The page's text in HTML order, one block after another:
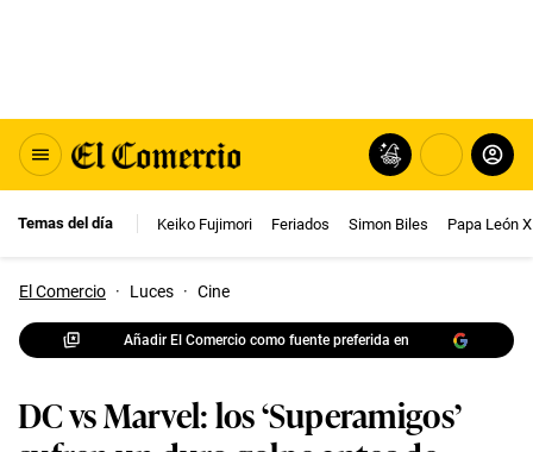
Temas del día Keiko Fujimori Feriados Simon Biles Papa León
El Comercio · Luces · Cine
Añadir El Comercio como fuente preferida en
DC vs Marvel: los ‘Superamigos’